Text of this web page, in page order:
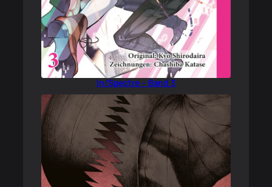
In/Spectre – Band 3